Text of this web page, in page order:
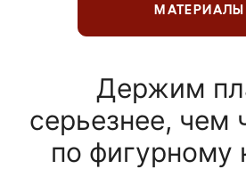
МАТЕРИАЛЫ
Держим
серьезнее, чем
по фигурному